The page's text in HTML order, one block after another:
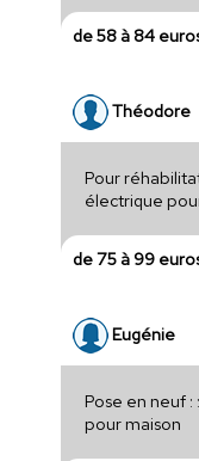
de 58 à 84
Théodore
Pour
électrique
de 75 à 99
Eugénie
Pose en neuf
pour maison